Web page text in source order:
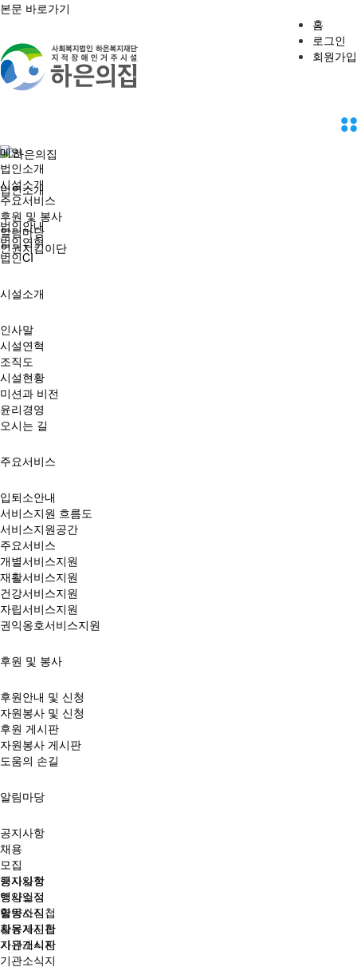
본문 바로가기
홈
로그인
회원가입
하은의집
법인소개
법인안내
법인연혁
법인CI
시설소개
인사말
시설연혁
조직도
시설현황
미션과 비전
윤리경영
오시는 길
주요서비스
입퇴소안내
서비스지원 흐름도
서비스지원공간
주요서비스
개별서비스지원
재활서비스지원
건강서비스지원
자립서비스지원
권익옹호서비스지원
후원 및 봉사
후원안내 및 신청
자원봉사 및 신청
후원 게시판
자원봉사 게시판
도움의 손길
알림마당
공지사항
채용
모집
행사일정
영양소식
활동사진첩
자유게시판
기관소식지
메인
법인소개
시설소개
주요서비스
후원 및 봉사
알림마당
인권지킴이단
공지사항
행사일정
영양소식
활동사진첩
자유게시판
기관소식지